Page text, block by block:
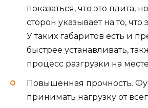
показаться, что это плита,
сторон указывает на то,
У таких габаритов есть и
быстрее устанавливать,
процесс разгрузки на
Повышенная прочность.
принимать нагрузку от